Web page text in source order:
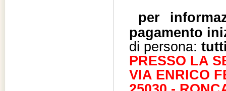
per
pagamento
di persona:
PRESSO LA
VIA ENRICO